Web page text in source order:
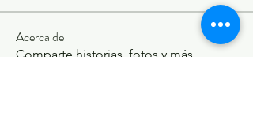
Acerca de
Comparte historias, fotos y más